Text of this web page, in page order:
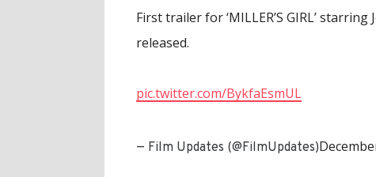
First trailer for ‘MILLER’S GIRL’
released.
pic.twitter.com/BykfaEsmUL
— Film Updates (@FilmUpdates)